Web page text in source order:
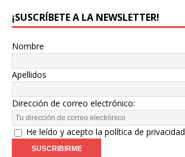
¡SUSCRÍBETE A LA NEWSLETTER!
Nombre
Apellidos
Dirección de correo electrónico:
He leído y acepto la política de privacidad